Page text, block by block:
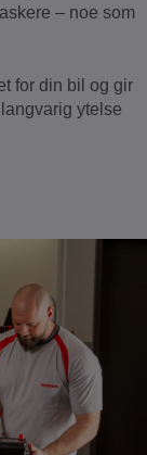
– noe som
for din bil og gir
ytelse